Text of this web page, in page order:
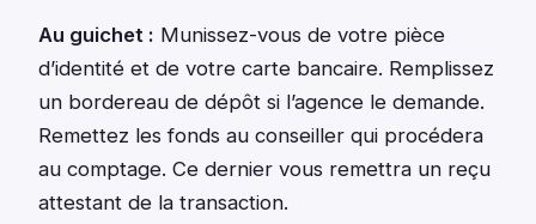
Au guichet : Munissez-vous de votre pièce
d’identité et de votre carte bancaire. Remplissez
un bordereau de dépôt si l’agence le demande.
Remettez les fonds au conseiller qui procédera
au comptage. Ce dernier vous remettra un reçu
attestant de la transaction.